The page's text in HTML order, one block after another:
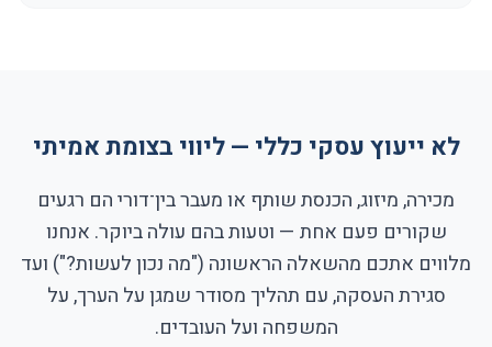
לא ייעוץ עסקי כללי — ליווי בצומת אמיתי
מכירה, מיזוג, הכנסת שותף או מעבר בין־דורי הם רגעים
שקורים פעם אחת — וטעות בהם עולה ביוקר. אנחנו
מלווים אתכם מהשאלה הראשונה ("מה נכון לעשות?") ועד
סגירת העסקה, עם תהליך מסודר שמגן על הערך, על
המשפחה ועל העובדים.